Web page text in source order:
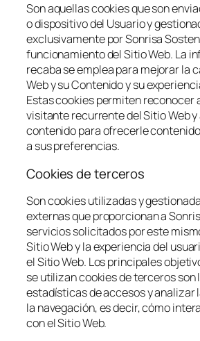
Son aquellas cookies que son
o dispositivo del Usuario y
exclusivamente por Sonrisa
funcionamiento del Sitio Web. La
recaba se emplea para mejorar la
Web y su Contenido y su
Estas cookies permiten reconocer
visitante recurrente del Sitio Web
contenido para ofrecerle
a sus preferencias.
Cookies de terceros
Son cookies utilizadas y
externas que proporcionan a
servicios solicitados por este
Sitio Web y la experiencia del
el Sitio Web. Los principales
se utilizan cookies de terceros son
estadísticas de accesos y analizar
la navegación, es decir, cómo
con el Sitio Web.